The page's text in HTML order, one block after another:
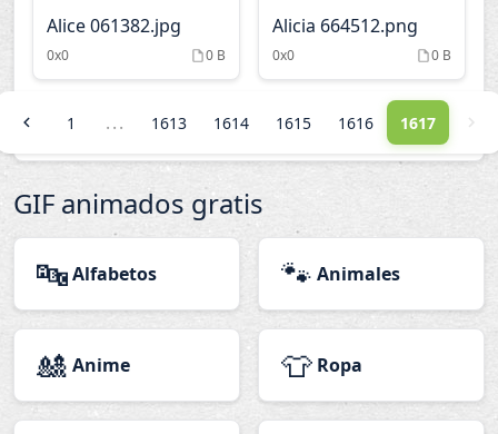
Alice 061382.jpg
0x0 0 B
Alicia 664512.png
0x0 0 B
1 ... 1613 1614 1615 1616 1617
GIF animados gratis
🔤Alfabetos 🐾 Animales
🎎 Anime 👕 Ropa